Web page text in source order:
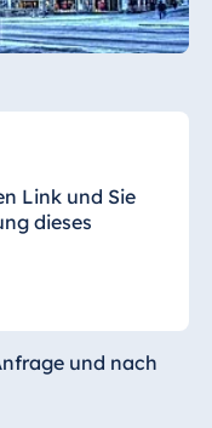
Link und Sie
dieses
und nach